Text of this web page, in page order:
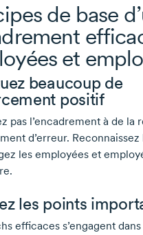
de base
et
beaucoup de
positif
pas l’encadrement à de la
d’erreur.
les employées et
les points
efficaces s’engagent